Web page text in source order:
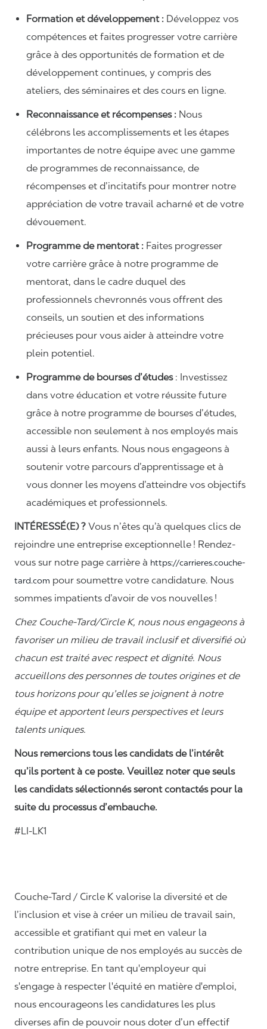
Formation et développement : Développez vos
compétences et faites progresser votre carrière
grâce à des opportunités de formation et de
développement continues, y compris des
ateliers, des séminaires et des cours en ligne.
Reconnaissance et récompenses : Nous
célébrons les accomplissements et les étapes
importantes de notre équipe avec une gamme
de programmes de reconnaissance, de
récompenses et d’incitatifs pour montrer notre
appréciation de votre travail acharné et de votre
dévouement.
Programme de mentorat : Faites progresser
votre carrière grâce à notre programme de
mentorat, dans le cadre duquel des
professionnels chevronnés vous offrent des
conseils, un soutien et des informations
précieuses pour vous aider à atteindre votre
plein potentiel.
Programme de bourses d’études: Investissez
dans votre éducation et votre réussite future
grâce à notre programme de bourses d’études,
accessible non seulement à nos employés mais
aussi à leurs enfants. Nous nous engageons à
soutenir votre parcours d’apprentissage et à
vous donner les moyens d’atteindre vos objectifs
académiques et professionnels.
INTÉRESSÉ(E) ? Vous n’êtes qu’à quelques clics de
rejoindre une entreprise exceptionnelle ! Rendez-
vous sur notre page carrière à https://carrieres.couche-
tard.com pour soumettre votre candidature. Nous
sommes impatients d’avoir de vos nouvelles !
Chez Couche-Tard/Circle K, nous nous engageons à
favoriser un milieu de travail inclusif et diversifié où
chacun est traité avec respect et dignité. Nous
accueillons des personnes de toutes origines et de
tous horizons pour qu’elles se joignent à notre
équipe et apportent leurs perspectives et leurs
talents uniques.
Nous remercions tous les candidats de l’intérêt
qu’ils portent à ce poste. Veuillez noter que seuls
les candidats sélectionnés seront contactés pour la
suite du processus d’embauche.
#LI-LK1
Couche-Tard / Circle K valorise la diversité et de
l’inclusion et vise à créer un milieu de travail sain,
accessible et gratifiant qui met en valeur la
contribution unique de nos employés au succès de
notre entreprise. En tant qu'employeur qui
s'engage à respecter l'équité en matière d'emploi,
nous encourageons les candidatures les plus
diverses afin de pouvoir nous doter d’un effectif